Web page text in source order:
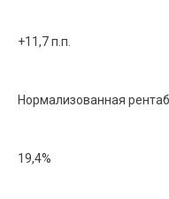
+11,7 п.п.
Нормализованная
19,4%